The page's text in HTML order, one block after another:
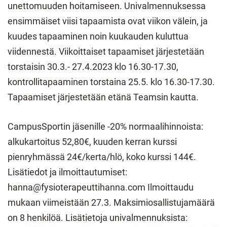
unettomuuden hoitamiseen. Univalmennuksessa
ensimmäiset viisi tapaamista ovat viikon välein, ja
kuudes tapaaminen noin kuukauden kuluttua
viidennestä. Viikoittaiset tapaamiset järjestetään
torstaisin 30.3.- 27.4.2023 klo 16.30-17.30,
kontrollitapaaminen torstaina 25.5. klo 16.30-17.30.
Tapaamiset järjestetään etänä Teamsin kautta.
CampusSportin jäsenille -20% normaalihinnoista:
alkukartoitus 52,80€, kuuden kerran kurssi
pienryhmässä 24€/kerta/hlö, koko kurssi 144€.
Lisätiedot ja ilmoittautumiset:
hanna@fysioterapeuttihanna.com Ilmoittaudu
mukaan viimeistään 27.3. Maksimiosallistujamäärä
on 8 henkilöä. Lisätietoja univalmennuksista: